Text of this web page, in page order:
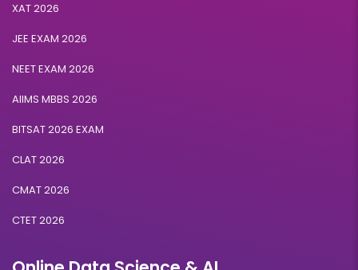
XAT 2026
JEE EXAM 2026
NEET EXAM 2026
AIIMS MBBS 2026
BITSAT 2026 EXAM
CLAT 2026
CMAT 2026
CTET 2026